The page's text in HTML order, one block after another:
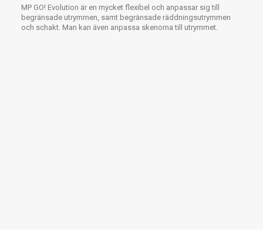
MP GO! Evolution är en mycket flexibel och anpassar sig till
begränsade utrymmen, samt begränsade räddningsutrymmen
och schakt. Man kan även anpassa skenorna till utrymmet.